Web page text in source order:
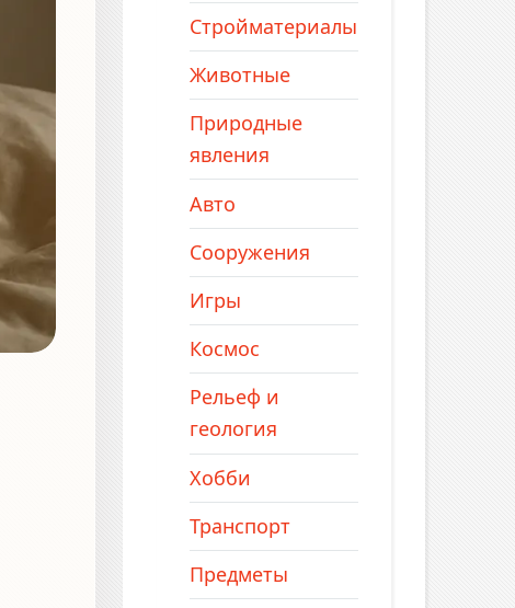
Стройматериалы
Животные
Природные
явления
Авто
Сооружения
Игры
Космос
Рельеф и
геология
Хобби
Транспорт
Предметы